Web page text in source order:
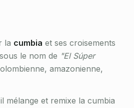
la cumbia et ses croisements
le nom de "El Súper
amazonienne,
mélange et remixe la cumbia